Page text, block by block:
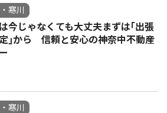
寒川
今じゃなくても大丈夫まずは｢出張
｣から 信頼と安心の神奈中不動産
寒川